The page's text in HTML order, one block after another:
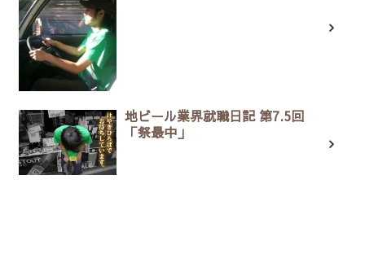
地ビール業界就職日記 第7.5回
「祭最中」